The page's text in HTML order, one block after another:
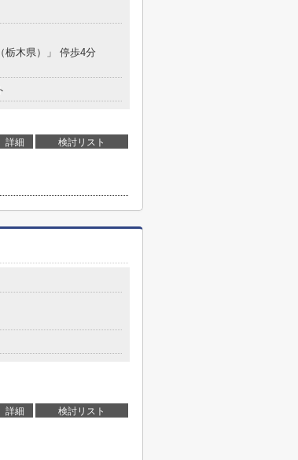
栃木県）」 停歩4分
詳細 検討リスト
詳細 検討リスト